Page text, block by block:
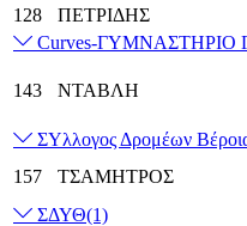
128
ΠΕΤΡΙΔΗΣ
Curves-
143 ΝΤΑΒΛΗ
ΣΥλλογος Δρομέων
157
ΤΣΑΜΗΤΡΟΣ
ΣΔΥΘ(1)